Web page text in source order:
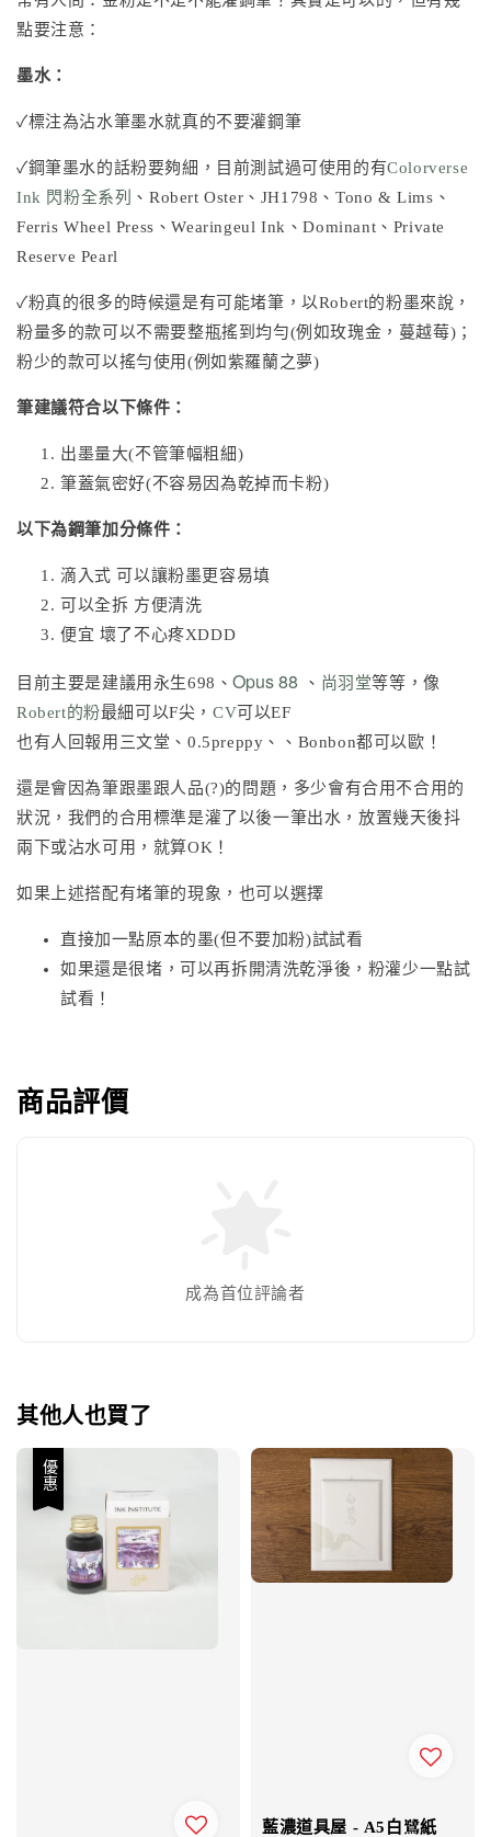
點要注意：
墨水：
✓標注為沾水筆墨水就真的不要灌鋼筆
✓鋼筆墨水的話粉要夠細，目前測試過可使用的有Colorverse
Ink 閃粉全系列
、Robert Oster 、 JH1798 、Tono & Lims 、
Ferris Wheel Press 、Wearingeul Ink 、Dominant、Private
Reserve Pearl
✓粉真的很多的時候還是有可能堵筆，以Robert的粉墨來說，
粉量多的款可以不需要整瓶搖到均勻(例如玫瑰金，蔓越莓)；
粉少的款可以搖勻使用(例如紫羅蘭之夢)
筆建議符合以下條件：
出墨量大(不管筆幅粗細)
筆蓋氣密好(不容易因為乾掉而卡粉)
以下為鋼筆加分條件：
滴入式 可以讓粉墨更容易填
可以全拆 方便清洗
便宜 壞了不心疼XDDD
目前主要是建議用永生698、Opus 88 、 尚羽堂等等，像
Robert的粉最細可以F尖，CV可以EF
也有人回報用三文堂、0.5preppy、、Bonbon都可以歐！
還是會因為筆跟墨跟人品(?)的問題，多少會有合用不合用的
狀況，我們的合用標準是灌了以後一筆出水，放置幾天後抖
兩下或沾水可用，就算OK！
如果上述搭配有堵筆的現象，也可以選擇
直接加一點原本的墨(但不要加粉)試試看
如果還是很堵，可以再拆開清洗乾淨後，粉灌少一點試
試看！
商品評價
成為首位評論者
其他人也買了
優惠
藍濃道具屋 - A5白鷺紙